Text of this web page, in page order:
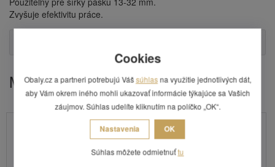
Zvyšuje efektivitu práce.
Mohlo by Vás zaujímať
Cookies
Obaly.cz a partneri potrebujú Vášsúhlas na využitie jednotlivých dát,
aby Vám okrem iného mohli ukazovať informácie týkajúce sa Vašich
záujmov. Súhlas udelíte kliknutím na políčko „OK“.
Nastavenia OK
Súhlas môžete odmietnuťtu